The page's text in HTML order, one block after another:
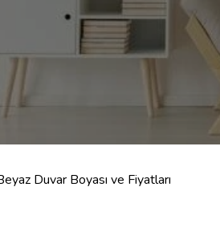
Duvar Boyası ve Fiyatları